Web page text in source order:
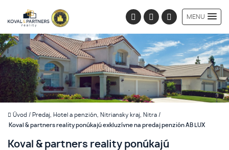
MENU
Úvod / Predaj, Hotel a penzión, Nitriansky kraj, Nitra /
Koval & partners reality ponúkajú exkluzívne na predaj penzión AB LUX
Koval & partners reality ponúkajú